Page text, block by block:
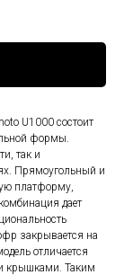
U1000 состоит
формы.
так и
Прямоугольный и
платформу,
дает
закрывается на
отличается
крышками. Таким